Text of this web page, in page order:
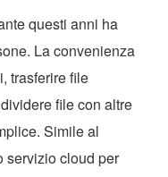
questi anni ha
La convenienza
trasferire file
file con altre
Simile al
servizio cloud per